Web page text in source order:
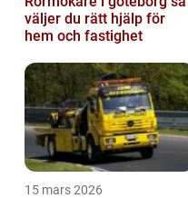
väljer du rätt hjälp för
hem och fastighet
15 mars 2026